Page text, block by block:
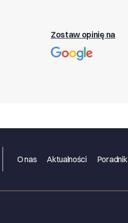
Zostaw opinię na
O nas Aktualności Poradnik